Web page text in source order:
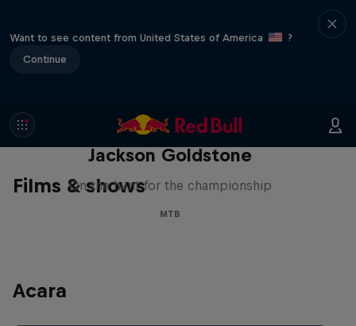
Want to see content from United States of America
?
Continue
Films & shows
The Search for Milliseconds:
Jackson Goldstone
On the hunt for the championship
MTB
Acara